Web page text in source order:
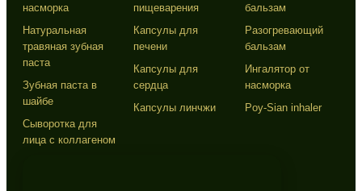
насморка
Натуральная
травяная зубная
паста
Зубная паста в
шайбе
Сыворотка для
лица с коллагеном
пищеварения
Капсулы для
печени
Капсулы для
сердца
Капсулы линчжи
бальзам
Разогревающий
бальзам
Ингалятор от
насморка
Poy-Sian inhaler